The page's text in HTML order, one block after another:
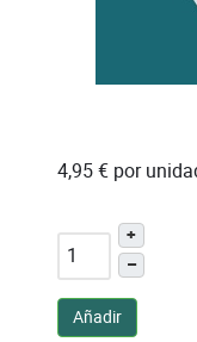
4,95 € por
+
–
Añadir